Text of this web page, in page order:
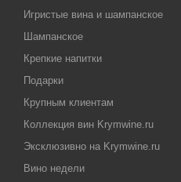
Игристые вина и шампанское
Шампанское
Крепкие напитки
Подарки
Крупным клиентам
Коллекция вин Krymwine.ru
Эксклюзивно на Krymwine.ru
Вино недели